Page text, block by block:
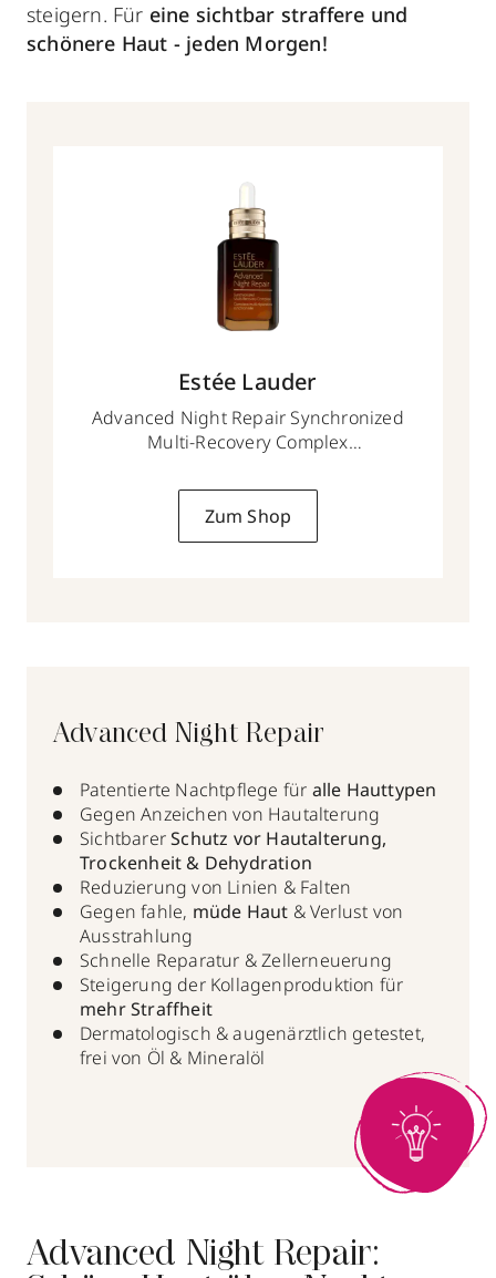
steigern. Für eine sichtbar straffere und
schönere Haut - jeden Morgen!
Estée Lauder
Advanced Night Repair Synchronized
Multi-Recovery Complex
Zum Shop
Advanced Night Repair
Patentierte Nachtpflege für alle Hauttypen
Gegen Anzeichen von Hautalterung
SichtbarerSchutz vor Hautalterung,
Trockenheit & Dehydration
Reduzierung von Linien & Falten
Gegen fahle, müde Haut & Verlust von
Ausstrahlung
Schnelle Reparatur & Zellerneuerung
Steigerung der Kollagenproduktion für
mehr Straffheit
Dermatologisch & augenärztlich getestet,
frei von Öl & Mineralöl
Advanced Night Repair: